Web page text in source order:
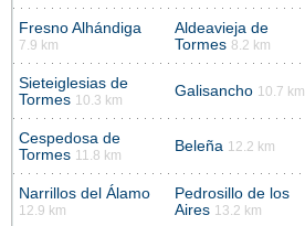
Fresno Alhándiga
7.9 km
Aldeavieja de
Tormes 8.2 km
Sieteiglesias de
Tormes 10.3 km
Galisancho 10.7 km
Cespedosa de
Tormes 11.8 km
Beleña 12.2 km
Narrillos del Álamo
12.9 km
Pedrosillo de los
Aires 13.2 km